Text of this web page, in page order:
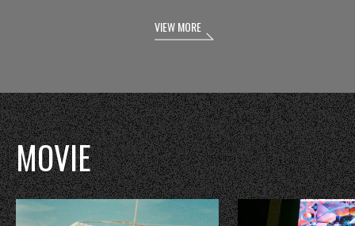
VIEW MORE
MOVIE